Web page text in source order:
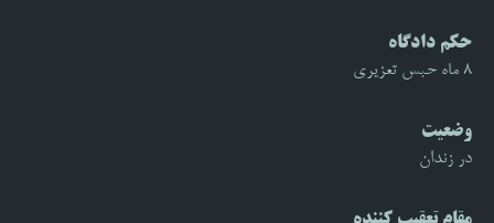
حکم دادگاه
۸ ماه حبس تعزیری
وضعیت
در زندان